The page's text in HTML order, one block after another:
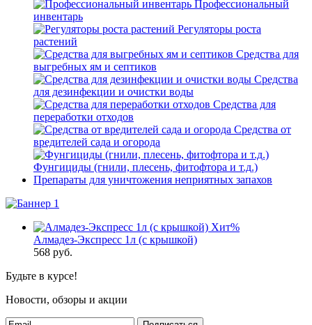
Профессиональный
инвентарь
Регуляторы роста
растений
Средства для
выгребных ям и септиков
Средства
для дезинфекции и очистки воды
Средства для
переработки отходов
Средства от
вредителей сада и огорода
Фунгициды (гнили, плесень, фитофтора и т.д.)
Препараты для уничтожения неприятных запахов
Хит%
Алмадез-Экспресс 1л (с крышкой)
568 руб.
Будьте в курсе!
Новости, обзоры и акции